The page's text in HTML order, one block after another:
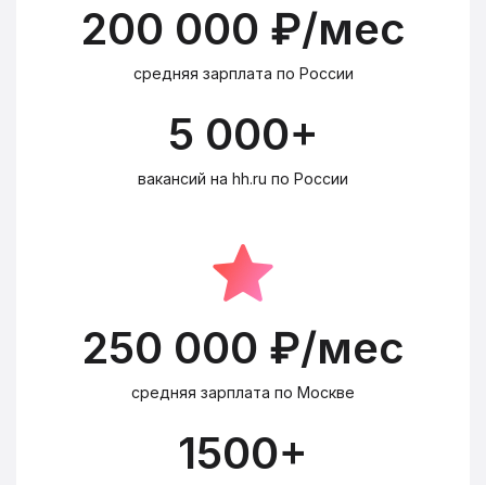
200 000 ₽/мес
средняя зарплата по России
250 000 ₽/мес
средняя зарплата по Москве
5 000+
вакансий на hh.ru по России
1500+